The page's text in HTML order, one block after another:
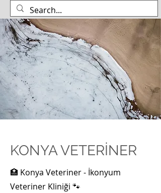
KONYA VETERİNER
🏥 Konya Veteriner - İkonyum
Veteriner Kliniği 🐾